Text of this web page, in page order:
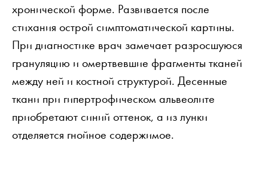
хронической форме. Развивается после
стихания острой симптоматической картины.
При диагностике врач замечает разросшуюся
грануляцию и омертвевшие фрагменты тканей
между ней и костной структурой. Десенные
ткани при гипертрофическом альвеолите
приобретают синий оттенок, а из лунки
отделяется гнойное содержимое.